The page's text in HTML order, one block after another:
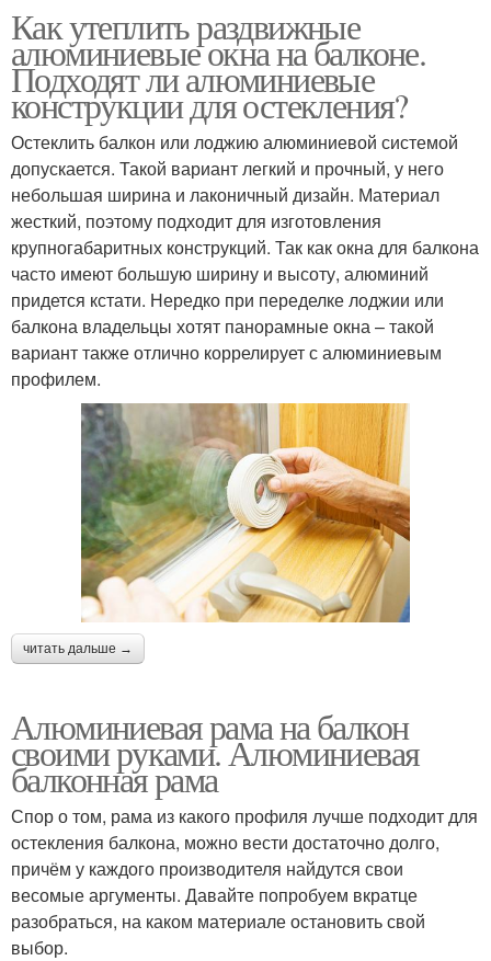
Как утеплить раздвижные
алюминиевые окна на балконе.
Подходят ли алюминиевые
конструкции для остекления?
Остеклить балкон или лоджию алюминиевой системой
допускается. Такой вариант легкий и прочный, у него
небольшая ширина и лаконичный дизайн. Материал
жесткий, поэтому подходит для изготовления
крупногабаритных конструкций. Так как окна для балкона
часто имеют большую ширину и высоту, алюминий
придется кстати. Нередко при переделке лоджии или
балкона владельцы хотят панорамные окна – такой
вариант также отлично коррелирует с алюминиевым
профилем.
читать дальше →
Алюминиевая рама на балкон
своими руками. Алюминиевая
балконная рама
Спор о том, рама из какого профиля лучше подходит для
остекления балкона, можно вести достаточно долго,
причём у каждого производителя найдутся свои
весомые аргументы. Давайте попробуем вкратце
разобраться, на каком материале остановить свой
выбор.